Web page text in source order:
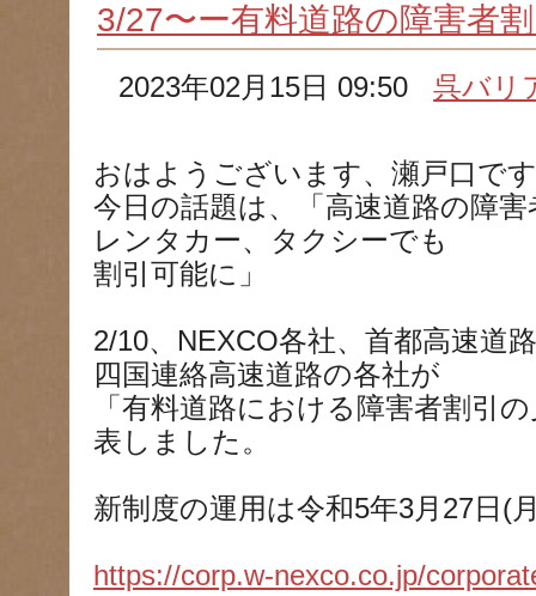
3/27〜ー有料道路の障害者
2023年02月15日 09:50呉バリ
おはようございます、瀬戸口で
今日の話題は、「高速道路の障
レンタカー、タクシーでも
割引可能に」
2/10、NEXCO各社、首都高速道
四国連絡高速道路の各社が
「有料道路における障害者割引
表しました。
新制度の運用は令和5年3月27日(
https://corp.w-nexco.co.jp/